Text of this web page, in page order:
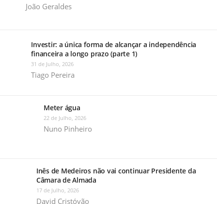
João Geraldes
Investir: a única forma de alcançar a independência
financeira a longo prazo (parte 1)
31 de Julho, 2026
Tiago Pereira
Meter água
22 de Julho, 2026
Nuno Pinheiro
Inês de Medeiros não vai continuar Presidente da
Câmara de Almada
17 de Julho, 2026
David Cristóvão